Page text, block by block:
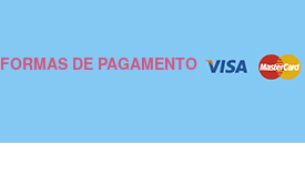
FORMAS DE PAGAMENTO